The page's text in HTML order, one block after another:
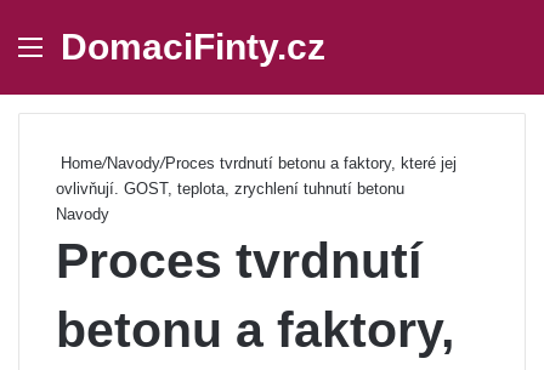
Menu
DomaciFinty.cz
Home/Navody/Proces tvrdnutí betonu a faktory, které jej
ovlivňují. GOST, teplota, zrychlení tuhnutí betonu
Navody
Proces tvrdnutí
betonu a faktory,